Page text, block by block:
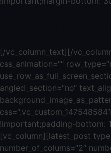
[/vc_column_text][/
css_animation=““
angled_section=“no“
!important;padding-bottom:
[vc_column][latest_post
number_of_colums=“2″